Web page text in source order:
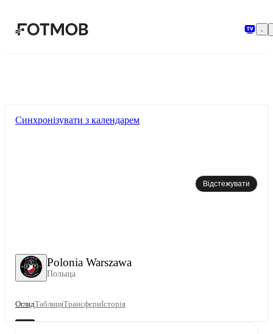
Polonia Warszawa
Польща
Синхронізувати з календарем
Відстежувати
ОглядТаблицяТрансфериІсторія